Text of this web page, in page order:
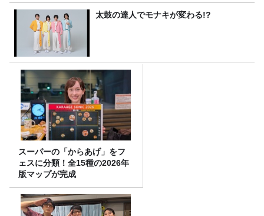
太鼓の達人でモナキが変わる!?
スーパーの「からあげ」をフ
ェスに分類！全15種の2026年
版マップが完成